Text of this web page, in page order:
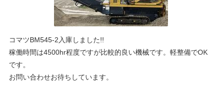
コマツBM545-2入庫しました!!
稼働時間は4500hr程度ですが比較的良い機械です。軽整備でOK
です。
お問い合わせお待ちしています。